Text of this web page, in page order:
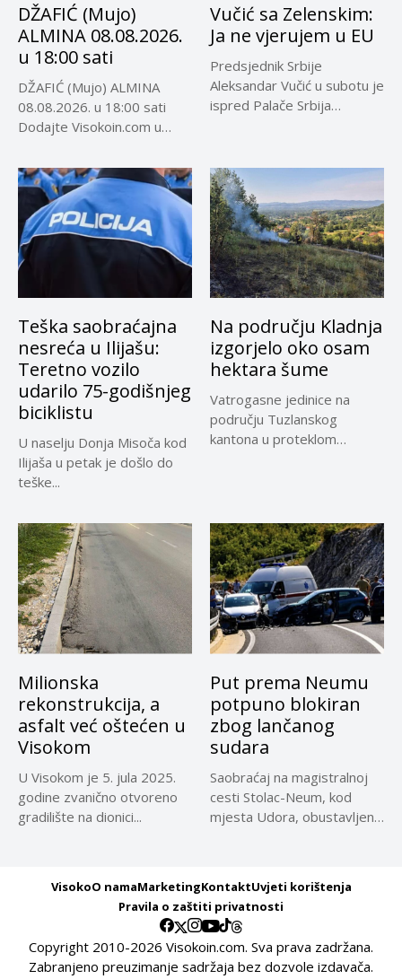
DŽAFIĆ (Mujo)
ALMINA 08.08.2026.
u 18:00 sati
DŽAFIĆ (Mujo) ALMINA
08.08.2026. u 18:00 sati
Dodajte Visokoin.com u
Vučić sa Zelenskim:
Ja ne vjerujem u EU
Predsjednik Srbije
Aleksandar Vučić u subotu je
ispred Palače Srbija
Teška saobraćajna
nesreća u Ilijašu:
Teretno vozilo
udarilo 75-godišnjeg
biciklistu
U naselju Donja Misoča kod
Ilijaša u petak je došlo do
teške...
Na području Kladnja
izgorjelo oko osam
hektara šume
Vatrogasne jedinice na
području Tuzlanskog
kantona u proteklom
Milionska
rekonstrukcija, a
asfalt već oštećen u
Visokom
U Visokom je 5. jula 2025.
godine zvanično otvoreno
gradilište na dionici...
Put prema Neumu
potpuno blokiran
zbog lančanog
sudara
Saobraćaj na magistralnoj
cesti Stolac-Neum, kod
mjesta Udora, obustavljen
VisokoO namaMarketingKontaktUvjeti korištenja
Pravila o zaštiti privatnosti
Copyright 2010-2026 Visokoin.com. Sva prava zadržana.
Zabranjeno preuzimanje sadržaja bez dozvole izdavača.